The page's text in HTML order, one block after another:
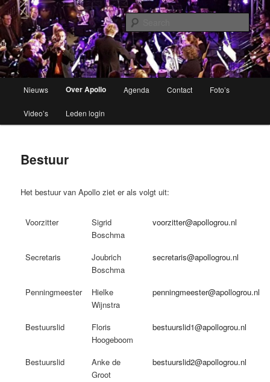
Apollo Grou
Brassband
Skip
to
content
Nieuws Over Apollo Agenda Contact Foto’s
Video’s Leden login
Bestuur
Het bestuur van Apollo ziet er als volgt uit:
Voorzitter
Sigrid
Boschma
voorzitter@apollogrou.nl
Secretaris
Joubrich
Boschma
secretaris@apollogrou.nl
Penningmeester
Hielke
Wijnstra
penningmeester@apollogrou.nl
Bestuurslid
Floris
Hoogeboom
bestuurslid1@apollogrou.nl
Bestuurslid
Anke de
Groot
bestuurslid2@apollogrou.nl